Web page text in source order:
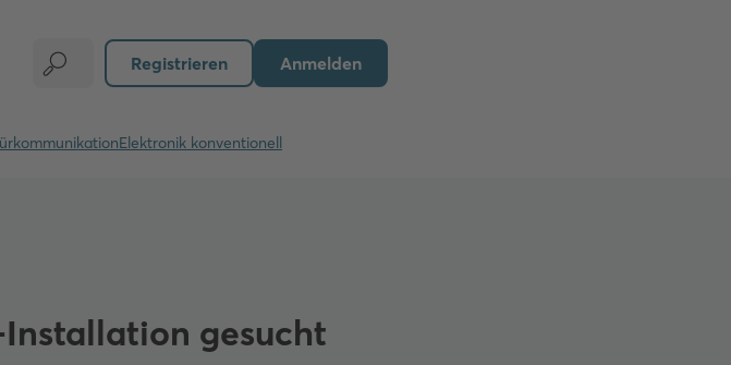
Registrieren Anmelden
Elektronik konventionell
gesucht